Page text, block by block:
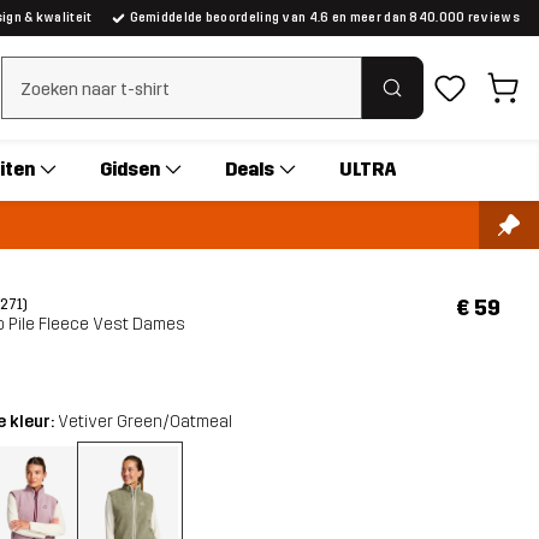
& kwaliteit Gemiddelde beoordeling van 4.6 en meer dan 840.000 reviews
Zoeken wissen
Gidsen Deals ULTRA
Pile Fleece Vest Dames
€ 59
kleur: Vetiver Green/Oatmeal